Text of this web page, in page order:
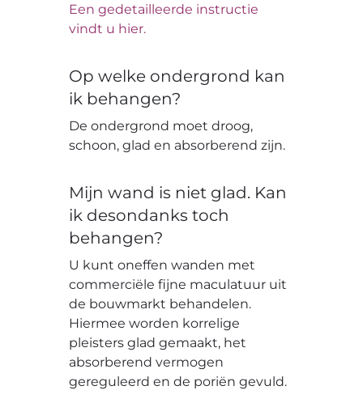
Een gedetailleerde instructie
vindt u hier.
Op welke ondergrond kan
ik behangen?
De ondergrond moet droog,
schoon, glad en absorberend zijn.
Mijn wand is niet glad. Kan
ik desondanks toch
behangen?
U kunt oneffen wanden met
commerciële fijne maculatuur uit
de bouwmarkt behandelen.
Hiermee worden korrelige
pleisters glad gemaakt, het
absorberend vermogen
gereguleerd en de poriën gevuld.